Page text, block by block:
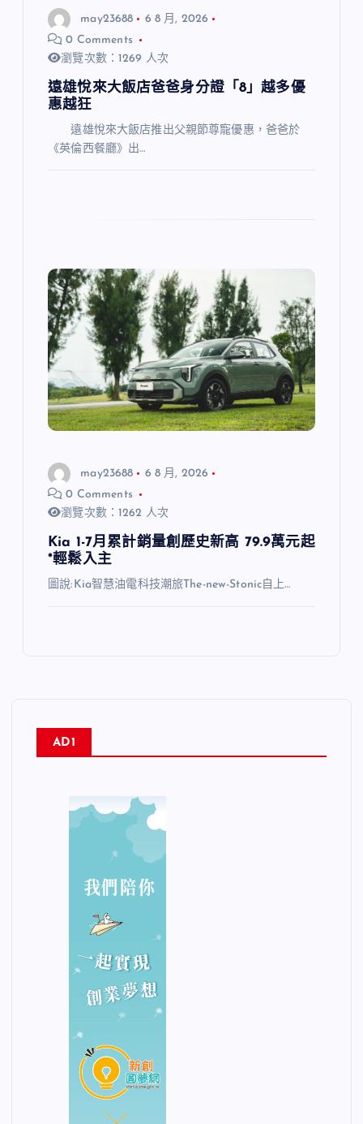
may23688
6 8 月, 2026
0 Comments
瀏覽次數：1269 人次
遠雄悅來大飯店爸爸身分證「8」越多優
惠越狂
遠雄悅來大飯店推出父親節尊寵優惠，爸爸於
《英倫西餐廳》出…
may23688
6 8 月, 2026
0 Comments
瀏覽次數：1262 人次
Kia 1-7月累計銷量創歷史新高 79.9萬元起
*輕鬆入主
圖說:Kia智慧油電科技潮旅The-new-Stonic自上…
AD1